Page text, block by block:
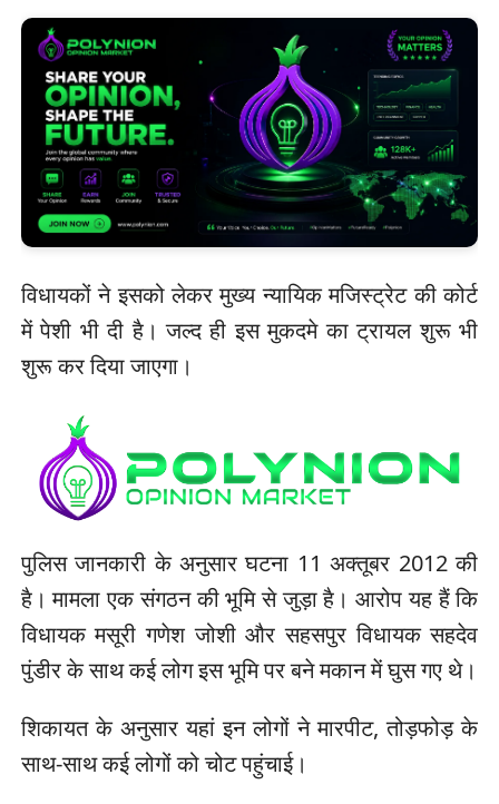
विधायकों ने इसको लेकर मुख्य न्यायिक मजिस्ट्रेट की कोर्ट
में पेशी भी दी है। जल्द ही इस मुकदमे का ट्रायल शुरू भी
शुरू कर दिया जाएगा।
पुलिस जानकारी के अनुसार घटना 11 अक्तूबर 2012 की
है। मामला एक संगठन की भूमि से जुड़ा है। आरोप यह हैं कि
विधायक मसूरी गणेश जोशी और सहसपुर विधायक सहदेव
पुंडीर के साथ कई लोग इस भूमि पर बने मकान में घुस गए थे।
शिकायत के अनुसार यहां इन लोगों ने मारपीट, तोड़फोड़ के
साथ-साथ कई लोगों को चोट पहुंचाई।